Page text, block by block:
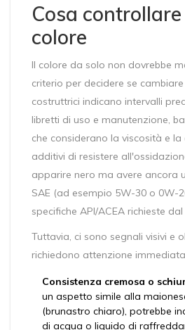
Cosa
colore
Il colore da solo non dovrebbe
criterio per decidere se
costruttrici indicano intervalli
libretti di uso e manutenzione,
che considerano la viscosità e
additivi di resistere
apparire nero ma avere ancora
SAE (ad esempio 5W-30 o 0W-
specifiche API/ACEA richieste
Tuttavia, ci sono segnali visivi e
richiedono attenzione
Consistenza cremosa o
un aspetto simile alla
(brunastro chiaro), potrebbe
di acqua o liquido di